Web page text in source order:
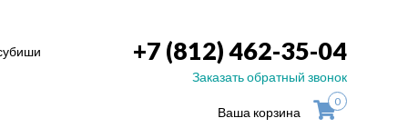
+7 (812) 462-35-04
Заказать обратный звонок
Ваша корзина
0